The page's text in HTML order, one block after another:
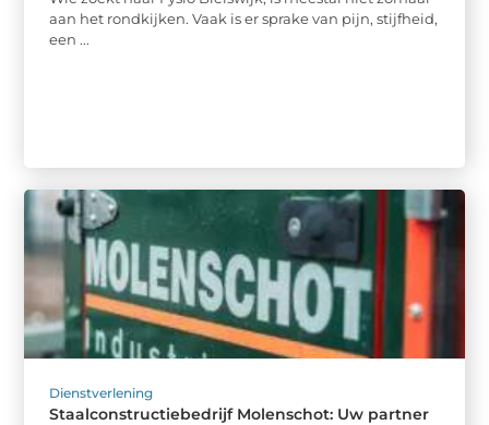
aan het rondkijken. Vaak is er sprake van pijn, stijfheid,
een ...
Dienstverlening
Staalconstructiebedrijf Molenschot: Uw partner